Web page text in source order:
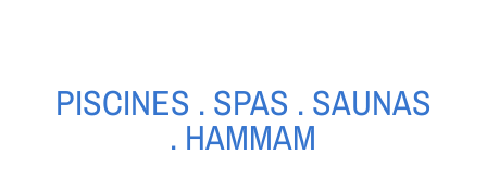
PISCINES . SPAS . SAUNAS
. HAMMAM